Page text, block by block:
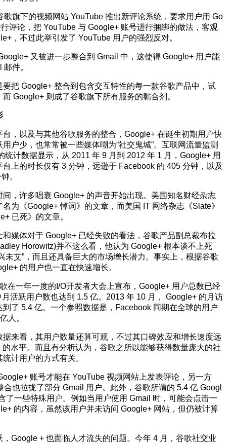
歌旗下的视频网站 YouTube 推出新评论系统，要求用户用 Go
评论，把 YouTube 与 Google+ 账号进行捆绑的做法，客观
，不过此举引发了 YouTube 用户的强烈反对。
又被进一步整合到 Gmail 中，这使得 Google+ 用户能
件。
要把 Google+ 整合到包含交互特性的每一款谷歌产品中，试
Google+ 则成了谷歌旗下所有服务的黏合剂。
台，以及与其他谷歌服务的整合，Google+ 在诞生初期用户快
户少，也常常被一些媒体嘲为“社交鬼城”。互联网流量监测
统计数据显示，从 2011 年 9 月到 2012 年 1 月，Google+ 用
台上的时长仅有 3 分钟，远逊于 Facebook 的 405 分钟，以及
。
间，许多唱衰 Google+ 的声音开始出现。美国知名财经杂志
名为《Google+ 悼词》的文章，而美国 IT 网络杂志《Slate》
已死》的文章。
和媒体对于 Google+ 已经失败的看法，谷歌产品副总裁布拉
Horowitz)并不这么看，他认为 Google+ 根本谈不上死
未艾”，而且还具备巨大的市场增长潜力。事实上，根据谷歌
的用户也一直在快速增长。
在一年一度的I/O开发者大会上宣布，Google+ 用户总数已经
活跃用户数也达到 1.5 亿。2013 年 10 月， Google+ 的月访
到了 5.4 亿。一个参照数据是，Facebook 同期在全球的用户
人。
据来看，其用户数量还算可观，不过其口碑效应和增长速度远
的水平。而且有分析认为，谷歌之所以能够获得数量庞大的社
计用户的方式有关。
账号才能在 YouTube 视频网站上发表评论，另一方
合也拉拢了部分 Gmail 用户。此外，谷歌所谓的 5.4 亿 Googl
了一些特殊用户。例如当用户使用 Gmail 时，可能会点击一
的内容，虽然该用户并未访问 Google+ 网站，但仍被计算
，Google + 也面临人才流失的问题。今年 4 月，谷歌社交业